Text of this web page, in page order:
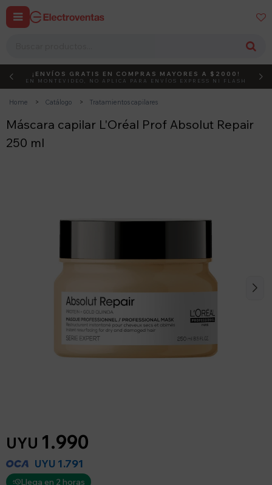
 
DEBUT ACTIVÁ EL CÓDIGO
¡ENVÍOS GRATIS EN COMPRAS MAYORES A $2000!
EN MONTEVIDEO, NO APLICA PARA ENVÍOS EXPRESS NI FLASH
Home Catálogo Tratamientos capilares
Máscara capilar L'Oréal Prof Absolut Repair
250 ml
UYU 1.990
UYU 1.791
Llega en 2 horas